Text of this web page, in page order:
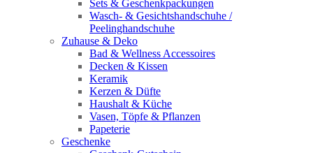
Sets & Geschenkpackungen
Wasch‑ & Gesichtshandschuhe /
Peelinghandschuhe
Zuhause & Deko
Bad & Wellness Accessoires
Decken & Kissen
Keramik
Kerzen & Düfte
Haushalt & Küche
Vasen, Töpfe & Pflanzen
Papeterie
Geschenke